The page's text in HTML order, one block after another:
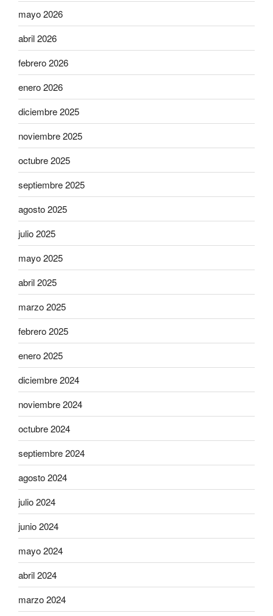
mayo 2026
abril 2026
febrero 2026
enero 2026
diciembre 2025
noviembre 2025
octubre 2025
septiembre 2025
agosto 2025
julio 2025
mayo 2025
abril 2025
marzo 2025
febrero 2025
enero 2025
diciembre 2024
noviembre 2024
octubre 2024
septiembre 2024
agosto 2024
julio 2024
junio 2024
mayo 2024
abril 2024
marzo 2024